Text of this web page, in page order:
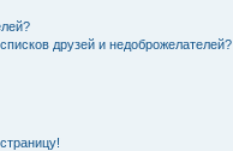
друзей и недоброжелателей?